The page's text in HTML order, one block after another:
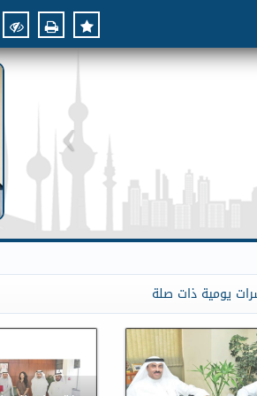
يومية ذات صلة